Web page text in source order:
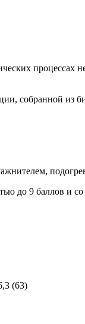
процессах
собранной из
до 9 баллов и
(63)